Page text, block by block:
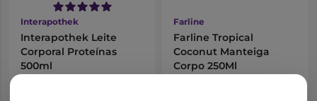
Interapothek
Interapothek Leite
Corporal Proteínas
500ml
Farline
Farline Tropical
Coconut Manteiga
Corpo 250Ml